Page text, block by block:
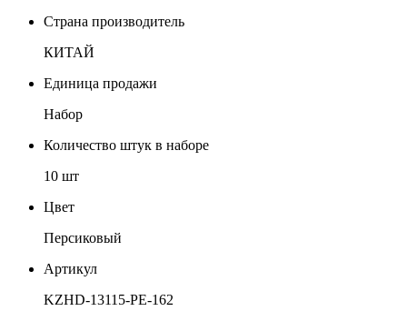
Страна производитель
КИТАЙ
Единица продажи
Набор
Количество штук в наборе
10 шт
Цвет
Персиковый
Артикул
KZHD-13115-PE-162